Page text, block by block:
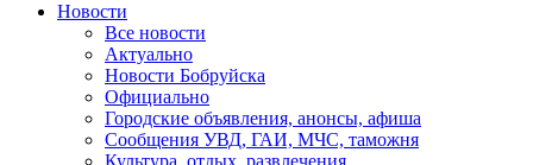
Новости
Все новости
Актуально
Новости Бобруйска
Официально
Городские объявления, анонсы, афиша
Сообщения УВД, ГАИ, МЧС, таможня
Культура, отдых, развлечения